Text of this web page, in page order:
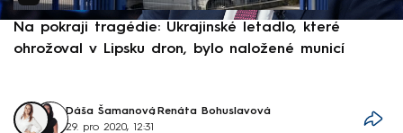
Na pokraji tragédie: Ukrajinské letadlo, které
ohrožoval v Lipsku dron, bylo naložené municí
Dáša Šamanová, Renáta Bohuslavová
29. pro 2020, 12:31